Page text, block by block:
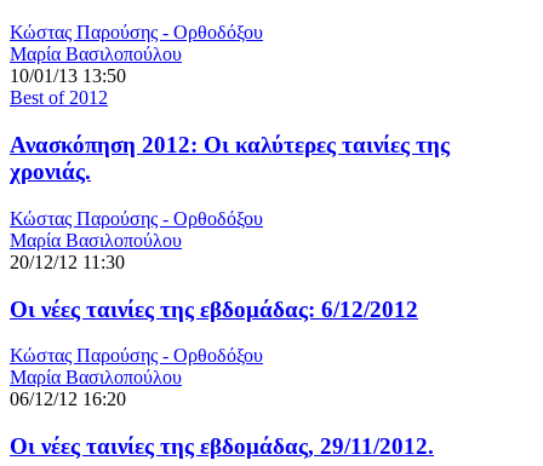
Κώστας Παρούσης - Ορθοδόξου
Μαρία Βασιλοπούλου
10/01/13 13:50
Best of 2012
Ανασκόπηση 2012: Οι καλύτερες ταινίες της
χρονιάς.
Κώστας Παρούσης - Ορθοδόξου
Μαρία Βασιλοπούλου
20/12/12 11:30
Οι νέες ταινίες της εβδομάδας: 6/12/2012
Κώστας Παρούσης - Ορθοδόξου
Μαρία Βασιλοπούλου
06/12/12 16:20
Οι νέες ταινίες της εβδομάδας, 29/11/2012.